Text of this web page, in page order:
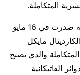
المتكاملة.
وكان قداسة البابا لاوُن قد وافق في رسالة صدرت في 16 مايو
مايكل
والذي يصبح
الفاتيكانية